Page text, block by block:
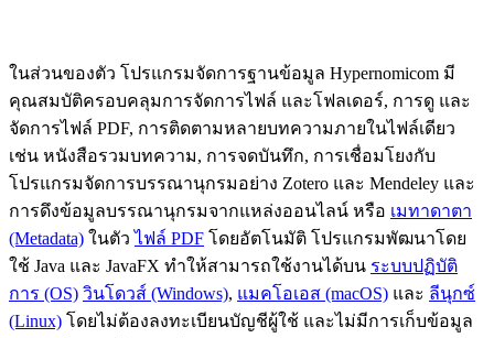
ในส่วนของตัว โปรแกรมจัดการฐานข้อมูล Hypernomicom มี
คุณสมบัติครอบคลุมการจัดการไฟล์ และโฟลเดอร์, การดู และ
จัดการไฟล์ PDF, การติดตามหลายบทความภายในไฟล์เดียว
เช่น หนังสือรวมบทความ, การจดบันทึก, การเชื่อมโยงกับ
โปรแกรมจัดการบรรณานุกรมอย่าง Zotero และ Mendeley และ
การดึงข้อมูลบรรณานุกรมจากแหล่งออนไลน์ หรือ เมทาดาตา
(Metadata) ในตัวไฟล์ PDF โดยอัตโนมัติ โปรแกรมพัฒนาโดย
ใช้ Java และ JavaFX ทำให้สามารถใช้งานได้บน ระบบปฏิบัติ
การ (OS) วินโดวส์ (Windows), แมคโอเอส (macOS) และ ลีนุกซ์
(Linux) โดยไม่ต้องลงทะเบียนบัญชีผู้ใช้ และไม่มีการเก็บข้อมูล